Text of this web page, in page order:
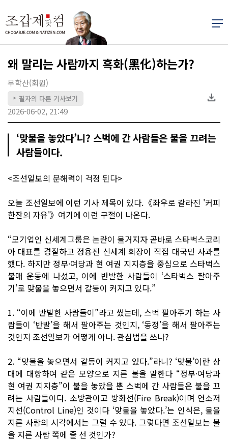
왜 말리는 사람까지 흑화(黑化)하는가?
무학산(회원)
▶ 필자의 다른 기사보기
2026-06-02, 21:49
‘맞불을 놓았다’니? 스벅에 간 사람들은 불을 끄려는
사람들이다.
<조선일보의 문해력이 걱정 된다>
오늘 조선일보에 이런 기사 제목이 있다.《좌우로 갈라진 '커피
한잔의 자유'》여기에 이런 구절이 나온다.
“모기업인 신세계그룹은 논란이 불거지자 곧바로 스타벅스코리
아 대표를 경질하고 정용진 신세계 회장이 직접 대국민 사과를
했다. 하지만 정부·여당과 현 여권 지지층을 중심으로 스타벅스
불매 운동에 나섰고, 이에 반발한 사람들이 ‘스타벅스 팔아주
기’로 맞불을 놓으면서 갈등이 커지고 있다.”
1. “이에 반발한 사람들이”라고 썼는데, 스벅 팔아주기 하는 사
람들이 ‘반발’을 해서 팔아주는 것인지, ‘동정’을 해서 팔아주는
것인지 조선일보가 어떻게 아나. 관심법을 쓰나?
2. “맞불을 놓으면서 갈등이 커지고 있다.”라니? ‘맞불’이란 상
대에 대항하여 같은 모양으로 지른 불을 말한다 “정부·여당과
현 여권 지지층”이 불을 놓았을 뿐 스벅에 간 사람들은 불을 끄
려는 사람들이다. 소방관이고 방화선(Fire Break)이며 연소저
지선(Control Line)인 것이다 ‘맞불을 놓았다.’는 인식은, 불을
지른 사람의 시각에서는 그럴 수 있다. 그렇다면 조선일보는 불
을 지른 사람 쪽에 줄 선 것인가?